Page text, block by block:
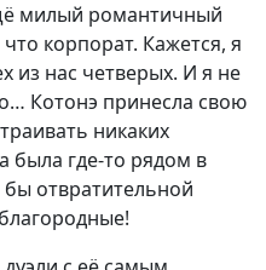
милый романтичный
корпорат. Кажется, я
из нас четверых. И я не
Котонэ принесла свою
никаких
была где-то рядом в
бы отвратительной